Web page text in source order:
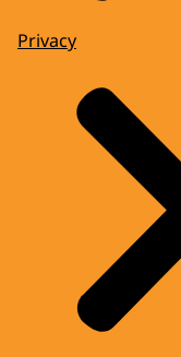
Privacy